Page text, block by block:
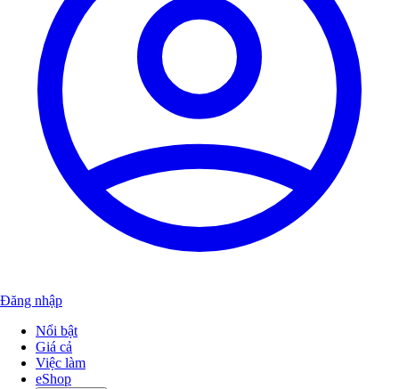
Đăng nhập
Nổi bật
Giá cả
Việc làm
eShop